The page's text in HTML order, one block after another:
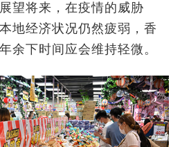
望将来，在疫情的威胁
地经济状况仍然疲弱，香
余下时间应会维持轻微。